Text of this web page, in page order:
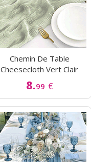
Chemin De Table
Cheesecloth Vert Clair
8.99 €